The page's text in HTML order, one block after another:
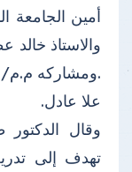
أمين الجامعة
والاستاذ خالد
.ومشاركه
علا عادل.
وقال
تهدف إلى